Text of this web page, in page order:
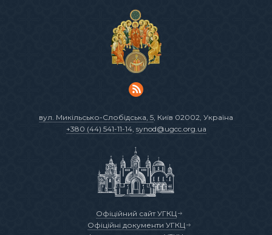
вул. Микільсько-Слобідська, 5, Київ 02002, Україна
+380 (44) 541-11-14, synod@ugcc.org.ua
Офіційний сайт УГКЦ
Офіційні документи УГКЦ